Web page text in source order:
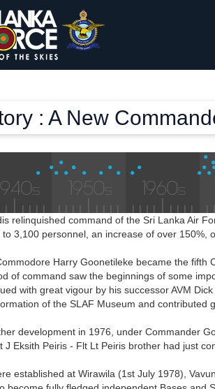
: A New
relinquished command of the Sri Lanka Air
3,100 personnel, an increase of over
Harry Goonetileke became the fifth
of command saw the beginnings of some
with great vigour by his successor AVM
of the SLAF Museum and contributed
development in 1976, under Commander
J Eksith Peiris - Flt Lt Peiris brother had just
established at Wirawila (1st July 1978),